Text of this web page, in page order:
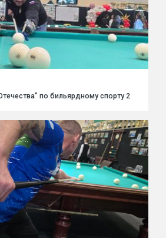
по бильярдному спорту 2